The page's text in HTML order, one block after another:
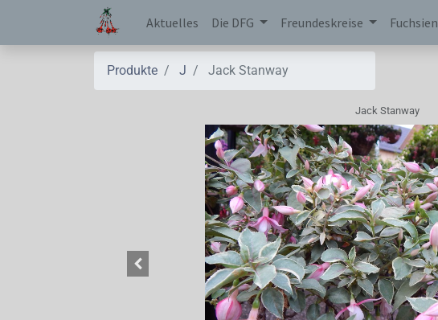
Aktuelles Die DFG Freundeskreise Fuchsien
Produkte J Jack Stanway
Jack Stanway